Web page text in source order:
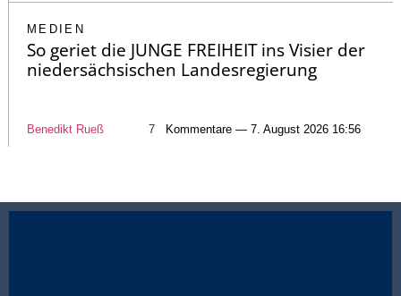
MEDIEN
So geriet die JUNGE FREIHEIT ins Visier der
niedersächsischen Landesregierung
Benedikt Rueß 7 Kommentare — 7. August 2026 16:56